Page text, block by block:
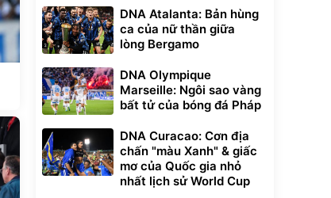
DNA Atalanta: Bản hùng
ca của nữ thần giữa
lòng Bergamo
DNA Olympique
Marseille: Ngôi sao vàng
bất tử của bóng đá Pháp
DNA Curacao: Cơn địa
chấn "màu Xanh" & giấc
mơ của Quốc gia nhỏ
nhất lịch sử World Cup